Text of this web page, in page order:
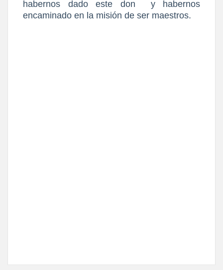
habernos dado este don
y habernos
encaminado en la misión de ser maestros.